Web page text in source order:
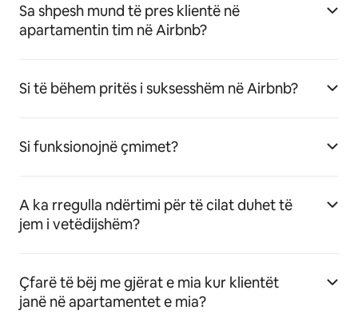
Sa shpesh mund të pres klientë në
apartamentin tim në Airbnb?
Si të bëhem pritës i suksesshëm në Airbnb?
Si funksionojnë çmimet?
A ka rregulla ndërtimi për të cilat duhet të
jem i vetëdijshëm?
Çfarë të bëj me gjërat e mia kur klientët
janë në apartamentet e mia?